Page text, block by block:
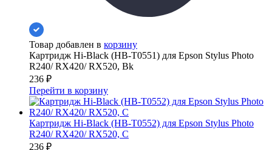
Товар добавлен в корзину
Картридж Hi-Black (HB-T0551) для Epson Stylus Photo
R240/ RX420/ RX520, Bk
236 ₽
Перейти в корзину
Картридж Hi-Black (HB-T0552) для Epson Stylus Photo
R240/ RX420/ RX520, C
236 ₽